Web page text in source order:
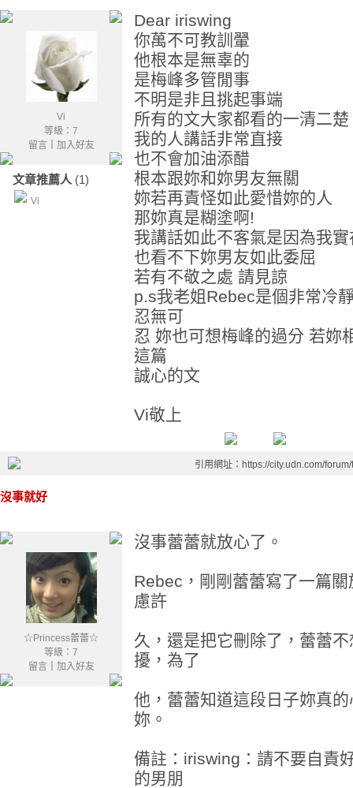
Vi
等級：7
留言｜ 加入好友
文章推薦人 (1)
Vi
Dear iriswing
你萬不可教訓翬
他根本是無辜的
是梅峰多管閒事
不明是非且挑起事端
所有的文大家都看的一清二楚
我的人講話非常直接
也不會加油添醋
根本跟妳和妳男友無關
妳若再責怪如此愛惜妳的人
那妳真是糊塗啊!
我講話如此不客氣是因為我
也看不下妳男友如此委屈
若有不敬之處 請見諒
p.s我老姐Rebec是個非常冷
忍無可
忍 妳也可想梅峰的過分 若妳
這篇
誠心的文
Vi敬上
引用網址：https://city.udn.com/
沒事就好
☆Princess蕾蕾☆
等級：7
留言｜ 加入好友
沒事蕾蕾就放心了。
Rebec，剛剛蕾蕾寫了一篇
慮許
久，還是把它刪除了，蕾蕾
擾，為了
他，蕾蕾知道這段日子妳真
妳。
備註：iriswing：請不要自責
的男朋